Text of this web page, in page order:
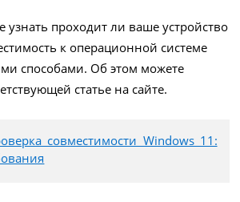
узнать проходит ли ваше устройство
к операционной системе
способами. Об этом можете
статье на сайте.
совместимости Windows 11: